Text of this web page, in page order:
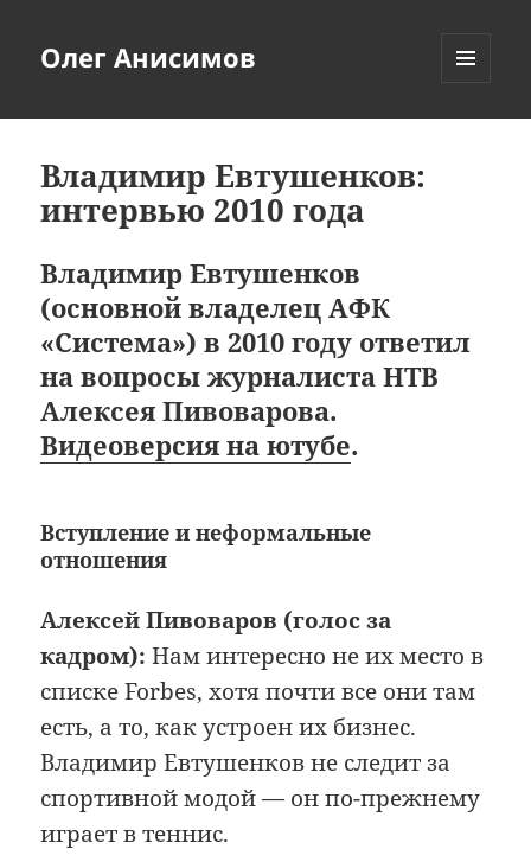
Олег Анисимов
Владимир Евтушенков:
интервью 2010 года
Владимир Евтушенков
(основной владелец АФК
«Система») в 2010 году ответил
на вопросы журналиста НТВ
Алексея Пивоварова.
Видеоверсия на ютубе.
Вступление и неформальные
отношения
Алексей Пивоваров (голос за
кадром): Нам интересно не их место в
списке Forbes, хотя почти все они там
есть, а то, как устроен их бизнес.
Владимир Евтушенков не следит за
спортивной модой — он по-прежнему
играет в теннис.